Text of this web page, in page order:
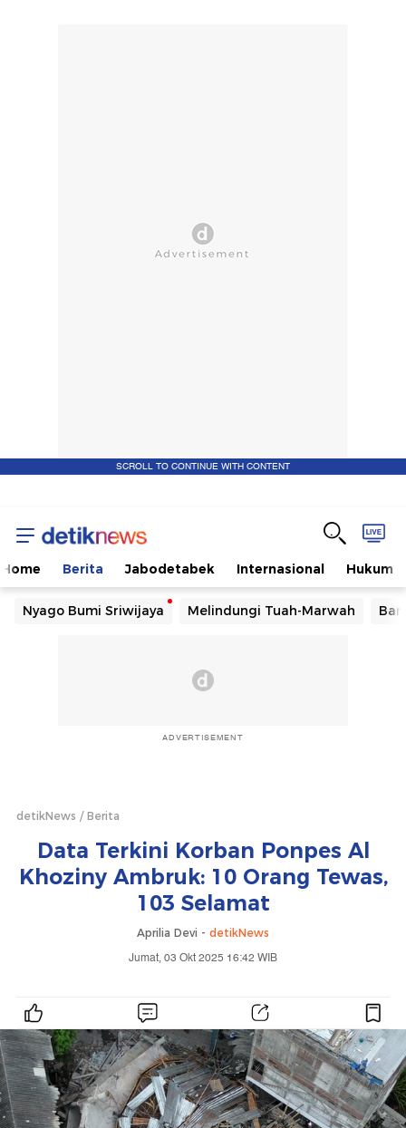
SCROLL TO CONTINUE WITH CONTENT
Home Berita Jabodetabek Internasional Hukum
Nyago Bumi Sriwijaya Melindungi Tuah-Marwah
ADVERTISEMENT
detikNews Berita
Data Terkini Korban Ponpes Al
Khoziny Ambruk: 10 Orang Tewas,
103 Selamat
Aprilia Devi - detikNews
Jumat, 03 Okt 2025 16:42 WIB